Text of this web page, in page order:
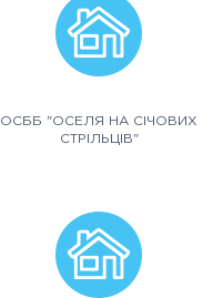
ОСББ "ОСЕЛЯ НА СІЧОВИХ
СТРІЛЬЦІВ"